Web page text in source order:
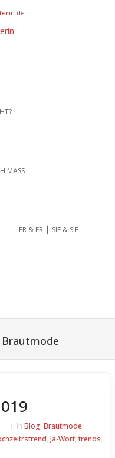
München,
MASS
ER & ER ⎪ SIE & SIE
Brautmode
In Blog, Brautmode,
, Ja-Wort, trends,